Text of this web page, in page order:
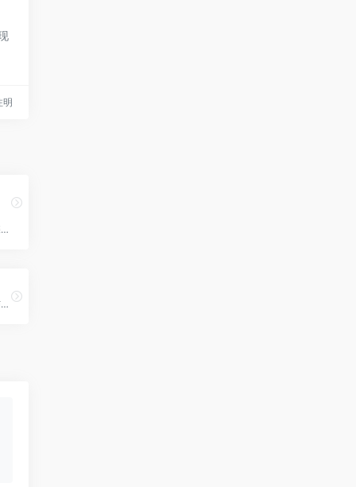
明
流媒体网是智能视听行业深度垂直媒体平台，专注于IPTV、OTT、DVB、5G、长/短视频等流媒体技术应用领域，见证了国内电视新媒体的成长，并正记录、连接、洞见、引领着中国智能视听产业的发展！
图拓数据提供大数据分析与可视化解决方案，赋能企业数据驱动营销能力，助力高效决策，覆盖多行业场景，满足个性化及复杂分析需求